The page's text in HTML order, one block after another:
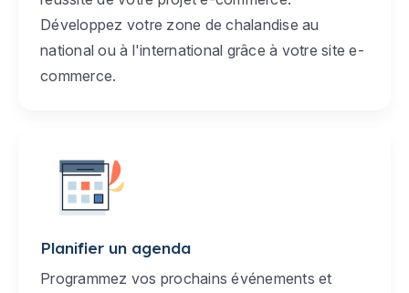
Développez votre zone de chalandise au
national ou à l'international grâce à votre site e-
commerce.
Planifier un agenda
Programmez vos prochains événements et